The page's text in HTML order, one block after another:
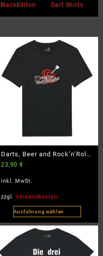
BlackEditon
Dart Shirts
Darts, Beer and Rock’n’Roll
– BlackEdition
23,90€
inkl. MwSt.
zzgl.Versandkosten
Ausführung wählen
Dieses
Produkt
weist
mehrere